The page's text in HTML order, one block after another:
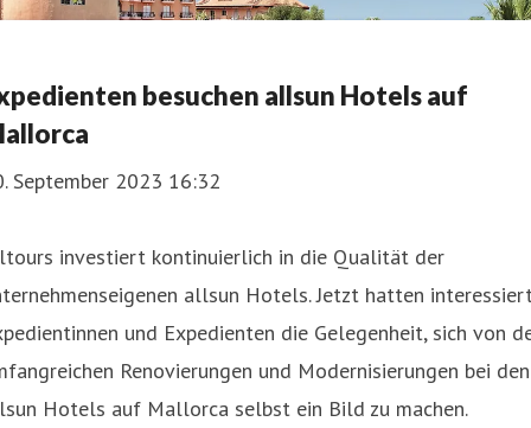
besuchen allsun Hotels auf
September 2023 16:32
investiert kontinuierlich in die Qualität der
allsun Hotels. Jetzt hatten
und Expedienten die Gelegenheit, sich von
Renovierungen und Modernisierungen bei den
Hotels auf Mallorca selbst ein Bild zu machen.